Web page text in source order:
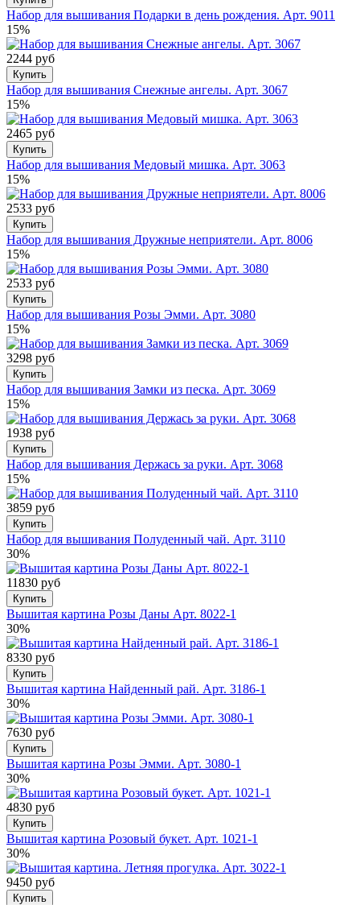
Набор для вышивания Подарки в день рождения. Арт. 9011
15%
2244 руб
Купить
Набор для вышивания Снежные ангелы. Арт. 3067
15%
2465 руб
Купить
Набор для вышивания Медовый мишка. Арт. 3063
15%
2533 руб
Купить
Набор для вышивания Дружные неприятели. Арт. 8006
15%
2533 руб
Купить
Набор для вышивания Розы Эмми. Арт. 3080
15%
3298 руб
Купить
Набор для вышивания Замки из песка. Арт. 3069
15%
1938 руб
Купить
Набор для вышивания Держась за руки. Арт. 3068
15%
3859 руб
Купить
Набор для вышивания Полуденный чай. Арт. 3110
30%
11830 руб
Купить
Вышитая картина Розы Даны Арт. 8022-1
30%
8330 руб
Купить
Вышитая картина Найденный рай. Арт. 3186-1
30%
7630 руб
Купить
Вышитая картина Розы Эмми. Арт. 3080-1
30%
4830 руб
Купить
Вышитая картина Розовый букет. Арт. 1021-1
30%
9450 руб
Купить